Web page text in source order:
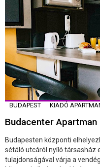
BUDAPEST KIADÓ
Budacenter Apartman
Budapesten központi
sétáló utcáról nyíló társasház
tulajdonságával várja a